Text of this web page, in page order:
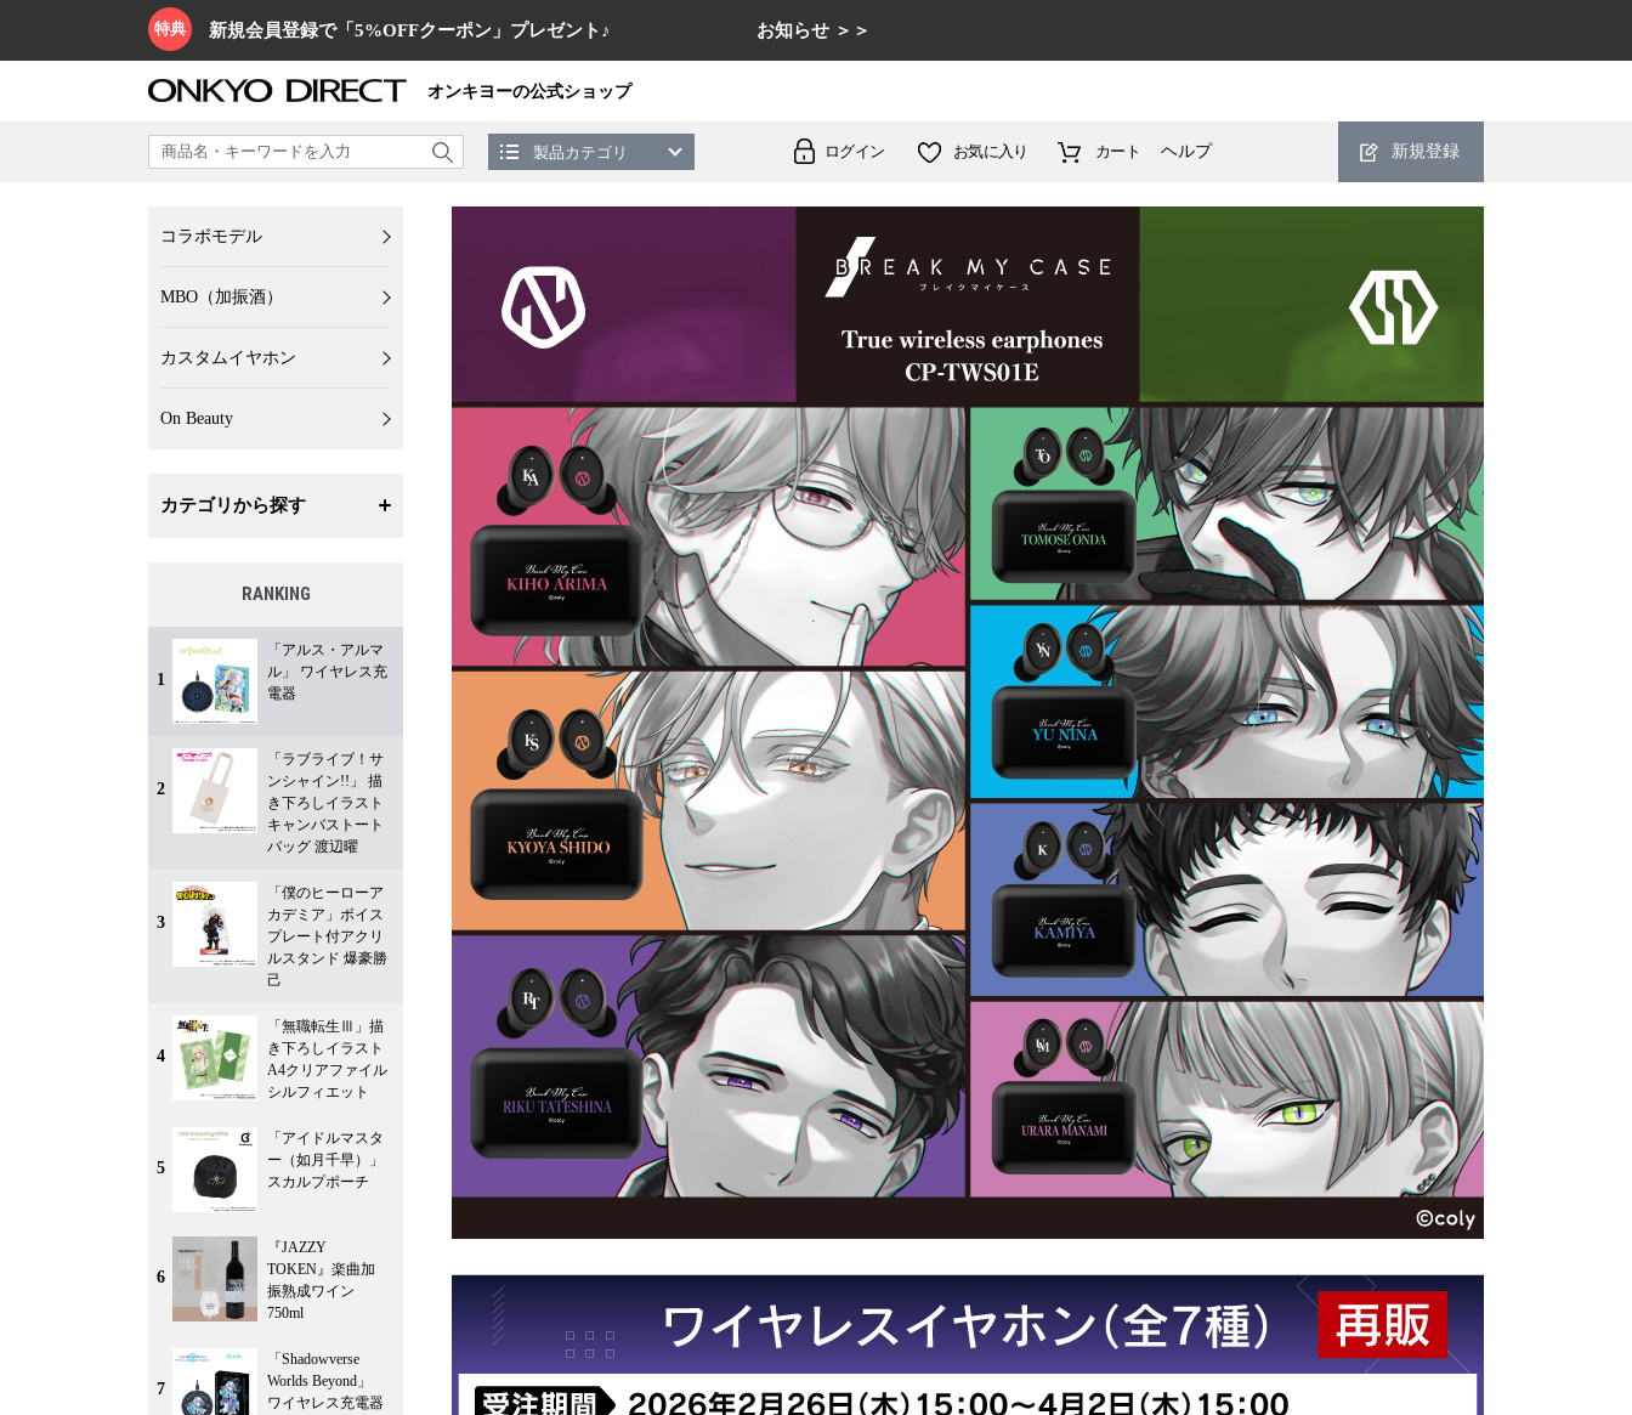
特典 新規会員登録で「5%OFFクーポン」プレゼント♪ お知らせ ＞＞
オンキヨーの公式ショップ
製品カテゴリ ログイン お気に入り カート ヘルプ 新規登録
コラボモデル
MBO（加振酒）
カスタムイヤホン
On Beauty
カテゴリから探す
RANKING
1
「アルス・アルマ
ル」 ワイヤレス充
電器
2
「ラブライブ！サ
ンシャイン!!」 描
き下ろしイラスト
キャンバストート
バッグ 渡辺曜
3
「僕のヒーローア
カデミア」ボイス
プレート付アクリ
ルスタンド 爆豪勝
己
4
「無職転生Ⅲ」描
き下ろしイラスト
A4クリアファイル
シルフィエット
5
「アイドルマスタ
ー（如月千早）」
スカルプポーチ
6
『JAZZY
TOKEN』楽曲加
振熟成ワイン
750ml
7
「Shadowverse
Worlds Beyond」
ワイヤレス充電器